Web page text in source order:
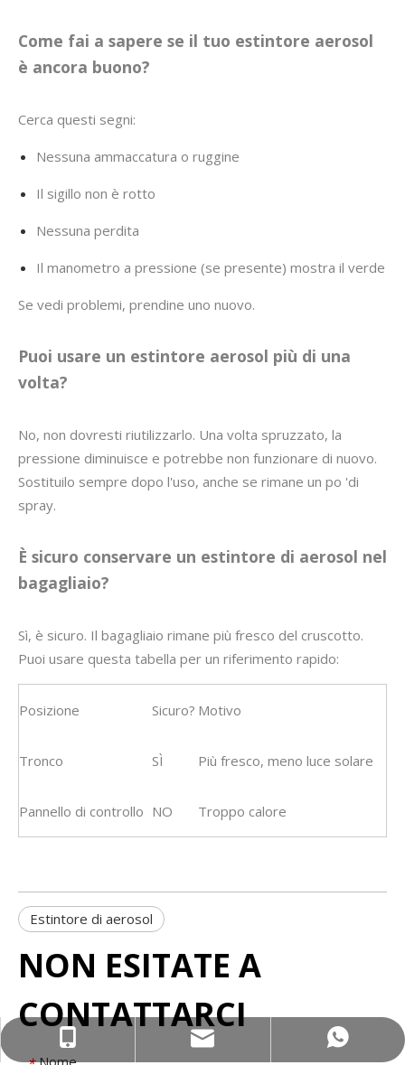
Come fai a sapere se il tuo estintore aerosol
è ancora buono?
Cerca questi segni:
Nessuna ammaccatura o ruggine
Il sigillo non è rotto
Nessuna perdita
Il manometro a pressione (se presente) mostra il verde
Se vedi problemi, prendine uno nuovo.
Puoi usare un estintore aerosol più di una
volta?
No, non dovresti riutilizzarlo. Una volta spruzzato, la
pressione diminuisce e potrebbe non funzionare di nuovo.
Sostituilo sempre dopo l'uso, anche se rimane un po 'di
spray.
È sicuro conservare un estintore di aerosol nel
bagagliaio?
Sì, è sicuro. Il bagagliaio rimane più fresco del cruscotto.
Puoi usare questa tabella per un riferimento rapido:
Posizione Sicuro? Motivo
Tronco SÌ Più fresco, meno luce solare
Pannello di controllo NO Troppo calore
Estintore di aerosol
NON ESITATE A
CONTATTARCI
+86-15089890309
wejing@wejingmachine.com
+86 15089890309